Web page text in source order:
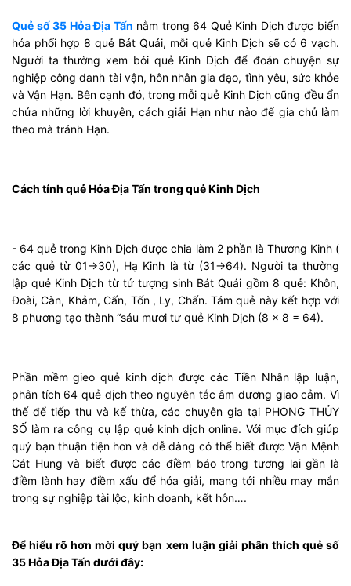
Quẻ số 35 Hỏa Địa Tấn nằm trong 64 Quẻ Kinh Dịch được biến
hóa phối hợp 8 quẻ Bát Quái, mỗi quẻ Kinh Dịch sẽ có 6 vạch.
Người ta thường xem bói quẻ Kinh Dịch để đoán chuyện sự
nghiệp công danh tài vận, hôn nhân gia đạo, tình yêu, sức khỏe
và Vận Hạn. Bên cạnh đó, trong mỗi quẻ Kinh Dịch cũng đều ẩn
chứa những lời khuyên, cách giải Hạn như nào để gia chủ làm
theo mà tránh Hạn.
Cách tính quẻ Hỏa Địa Tấn trong quẻ Kinh Dịch
- 64 quẻ trong Kinh Dịch được chia làm 2 phần là Thương Kinh (
các quẻ từ 01->30), Hạ Kinh là từ (31->64). Người ta thường
lập quẻ Kinh Dịch từ tứ tượng sinh Bát Quái gồm 8 quẻ: Khôn,
Đoài, Càn, Khảm, Cấn, Tốn , Ly, Chấn. Tám quẻ này kết hợp với
8 phương tạo thành “sáu mươi tư quẻ Kinh Dịch (8 x 8 = 64).
Phần mềm gieo quẻ kinh dịch được các Tiền Nhân lập luận,
phân tích 64 quẻ dịch theo nguyên tắc âm dương giao cảm. Vì
thế để tiếp thu và kế thừa, các chuyên gia tại PHONG THỦY
SỐ làm ra công cụ lập quẻ kinh dịch online. Với mục đích giúp
quý bạn thuận tiện hơn và dễ dàng có thể biết được Vận Mệnh
Cát Hung và biết được các điềm báo trong tương lai gần là
điềm lành hay điềm xấu để hóa giải, mang tới nhiều may mắn
trong sự nghiệp tài lộc, kinh doanh, kết hôn….
Để hiểu rõ hơn mời quý bạn xem luận giải phân thích quẻ số
35 Hỏa Địa Tấn dưới đây: